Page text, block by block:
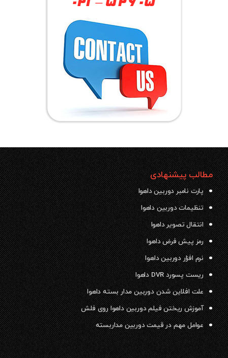
مطالب پیشنهادی
پارت نامبر دوربین داهوا
تنظیمات دوربین داهوا
انتقال تصویر داهوا
رمز پیش فرض داهوا
نرم افزار دوربین داهوا
ریست پسورد DVR داهوا
علت افلاین شدن دوربین مدار بسته داهوا
آموزش ریختن فیلم دوربین داهوا روی فلش
عوامل مهم در قیمت دوربین مداربسته